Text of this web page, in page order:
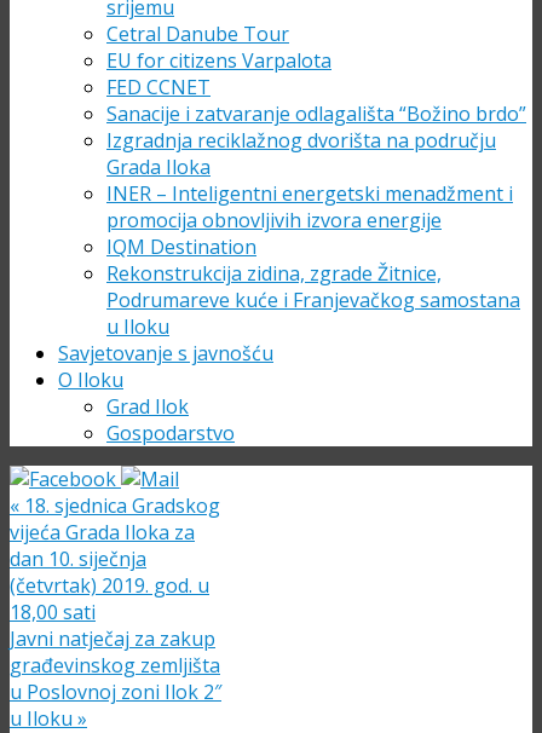
srijemu
Cetral Danube Tour
EU for citizens Varpalota
FED CCNET
Sanacije i zatvaranje odlagališta “Božino brdo”
Izgradnja reciklažnog dvorišta na području
Grada Iloka
INER – Inteligentni energetski menadžment i
promocija obnovljivih izvora energije
IQM Destination
Rekonstrukcija zidina, zgrade Žitnice,
Podrumareve kuće i Franjevačkog samostana
u Iloku
Savjetovanje s javnošću
O Iloku
Grad Ilok
Gospodarstvo
« 18. sjednica Gradskog
vijeća Grada Iloka za
dan 10. siječnja
(četvrtak) 2019. god. u
18,00 sati
Javni natječaj za zakup
građevinskog zemljišta
u Poslovnoj zoni Ilok 2″
u Iloku »